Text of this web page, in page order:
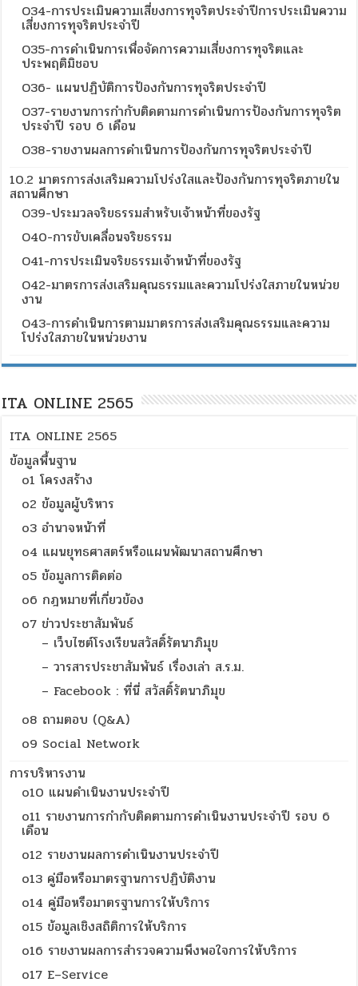
O34-การประเมินความเสี่ยงการทุจริตประจำปีการประเมินความ
เสี่ยงการทุจริตประจำปี
O35-การดำเนินการเพื่อจัดการความเสี่ยงการทุจริตและ
ประพฤติมิชอบ
O36- แผนปฏิบัติการป้องกันการทุจริตประจำปี
O37-รายงานการกำกับติดตามการดำเนินการป้องกันการทุจริต
ประจำปี รอบ 6 เดือน
O38-รายงานผลการดำเนินการป้องกันการทุจริตประจำปี
10.2 มาตรการส่งเสริมความโปร่งใสและป้องกันการทุจริตภายใน
สถานศึกษา
O39-ประมวลจริยธรรมสำหรับเจ้าหน้าที่ของรัฐ
O40-การขับเคลื่อนจริยธรรม
O41-การประเมินจริยธรรมเจ้าหน้าที่ของรัฐ
O42-มาตรการส่งเสริมคุณธรรมและความโปร่งใสภายในหน่วย
งาน
O43-การดำเนินการตามมาตรการส่งเสริมคุณธรรมและความ
โปร่งใสภายในหน่วยงาน
ITA ONLINE 2565
ITA ONLINE 2565
ข้อมูลพื้นฐาน
o1 โครงสร้าง
o2 ข้อมูลผู้บริหาร
o3 อำนาจหน้าที่
o4 แผนยุทธศาสตร์หรือแผนพัฒนาสถานศึกษา
o5 ข้อมูลการติดต่อ
o6 กฎหมายที่เกี่ยวข้อง
o7 ข่าวประชาสัมพันธ์
– เว็บไซต์โรงเรียนสวัสดิ์รัตนาภิมุข
– วารสารประชาสัมพันธ์ เรื่องเล่า ส.ร.ม.
– Facebook : ที่นี่ สวัสดิ์รัตนาภิมุข
o8 ถามตอบ (Q&A)
o9 Social Network
การบริหารงาน
o10 แผนดำเนินงานประจำปี
o11 รายงานการกำกับติดตามการดำเนินงานประจำปี รอบ 6
เดือน
o12 รายงานผลการดำเนินงานประจำปี
o13 คู่มือหรือมาตรฐานการปฏิบัติงาน
o14 คู่มือหรือมาตรฐานการให้บริการ
o15 ข้อมูลเชิงสถิติการให้บริการ
o16 รายงานผลการสำรวจความพึงพอใจการให้บริการ
o17 E–Service